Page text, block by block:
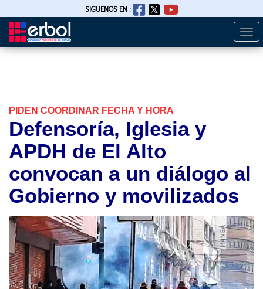
Pasar
SIGUENOS EN :
PIDEN COORDINAR FECHA Y HORA
Defensoría, Iglesia y
APDH de El Alto
convocan a un diálogo al
Gobierno y movilizados